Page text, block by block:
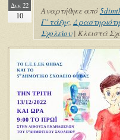
Δεκ 22
10 Αναρτήθηκε από
Γ' τάξης,
Σχολείου| Κλειστά